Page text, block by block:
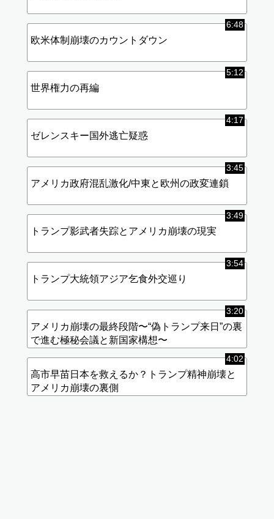
6:48
欧米体制崩壊のカウントダウン
5:12
世界権力の再編
4:17
ゼレンスキー国外逃亡疑惑
3:45
アメリカ政府混乱激化/中東と欧州の政変連鎖
3:49
トランプ影武者失踪とアメリカ崩壊の現実
3:54
トランプ大統領アジア乞食外交巡り
3:20
アメリカ崩壊の最終段階〜“偽トランプ来日”の裏
で進む極秘会議と新国家構想〜
4:02
高市早苗日本を救えるか？トランプ精神崩壊と
アメリカ崩壊の裏側